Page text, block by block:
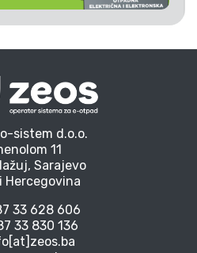
sistem d.o.o.
11
Sarajevo
Hercegovina
33 628 606
33 830 136